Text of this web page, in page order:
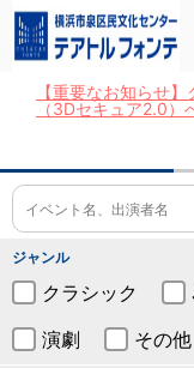
【重要なお知らせ
（3Dセキュア2.0
ジャンル
クラシック
演劇
その他